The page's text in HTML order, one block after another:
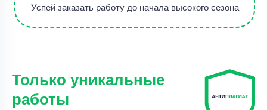
Успей заказать работу до начала высокого сезона
Только уникальные
работы